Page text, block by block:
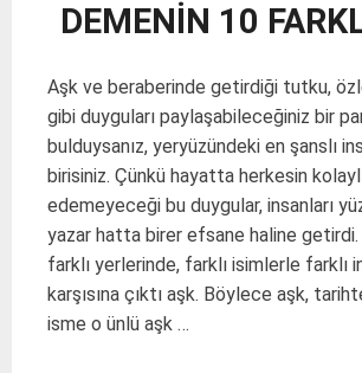
DEMENİN 10
Aşk ve beraberinde getirdiği tutku,
gibi duyguları paylaşabileceğiniz bir
bulduysanız, yeryüzündeki en şanslı
birisiniz. Çünkü hayatta herkesin
edemeyeceği bu duygular, insanları
yazar hatta birer efsane haline getirdi.
farklı yerlerinde, farklı isimlerle farklı
karşısına çıktı aşk. Böylece aşk,
isme o ünlü aşk …